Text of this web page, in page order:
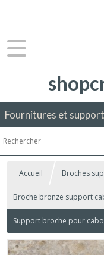
Accueil Broches
Broche bronze support
Support broche pour